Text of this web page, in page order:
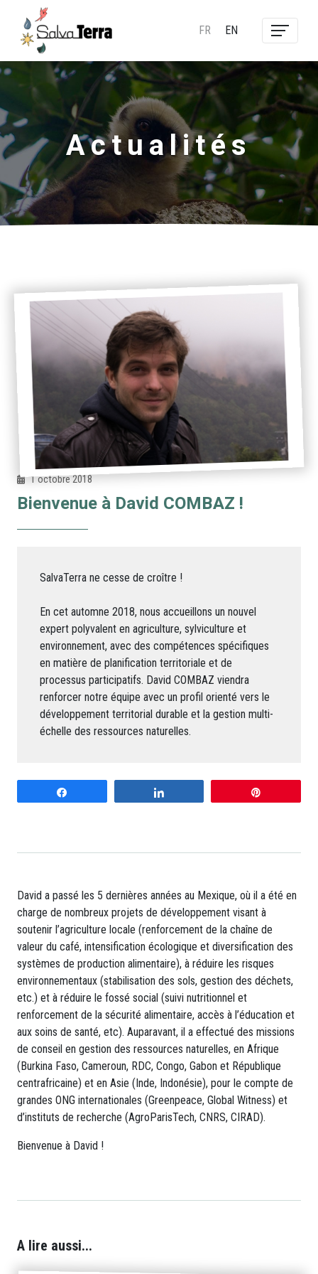
FR EN
Actualités
1 octobre 2018
Bienvenue à David COMBAZ !
SalvaTerra ne cesse de croître !
En cet automne 2018, nous accueillons un nouvel
expert polyvalent en agriculture, sylviculture et
environnement, avec des compétences spécifiques
en matière de planification territoriale et de
processus participatifs. David COMBAZ viendra
renforcer notre équipe avec un profil orienté vers le
développement territorial durable et la gestion multi-
échelle des ressources naturelles.
David a passé les 5 dernières années au Mexique, où il a été en
charge de nombreux projets de développement visant à
soutenir l’agriculture locale (renforcement de la chaîne de
valeur du café, intensification écologique et diversification des
systèmes de production alimentaire), à réduire les risques
environnementaux (stabilisation des sols, gestion des déchets,
etc.) et à réduire le fossé social (suivi nutritionnel et
renforcement de la sécurité alimentaire, accès à l’éducation et
aux soins de santé, etc). Auparavant, il a effectué des missions
de conseil en gestion des ressources naturelles, en Afrique
(Burkina Faso, Cameroun, RDC, Congo, Gabon et République
centrafricaine) et en Asie (Inde, Indonésie), pour le compte de
grandes ONG internationales (Greenpeace, Global Witness) et
d’instituts de recherche (AgroParisTech, CNRS, CIRAD).
Bienvenue à David !
A lire aussi...